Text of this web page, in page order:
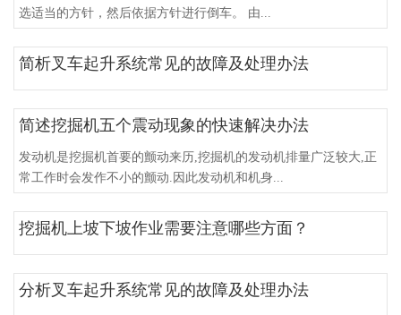
选适当的方针，然后依据方针进行倒车。 由...
简析叉车起升系统常见的故障及处理办法
简述挖掘机五个震动现象的快速解决办法
发动机是挖掘机首要的颤动来历,挖掘机的发动机排量广泛较大,正
常工作时会发作不小的颤动.因此发动机和机身...
挖掘机上坡下坡作业需要注意哪些方面？
分析叉车起升系统常见的故障及处理办法